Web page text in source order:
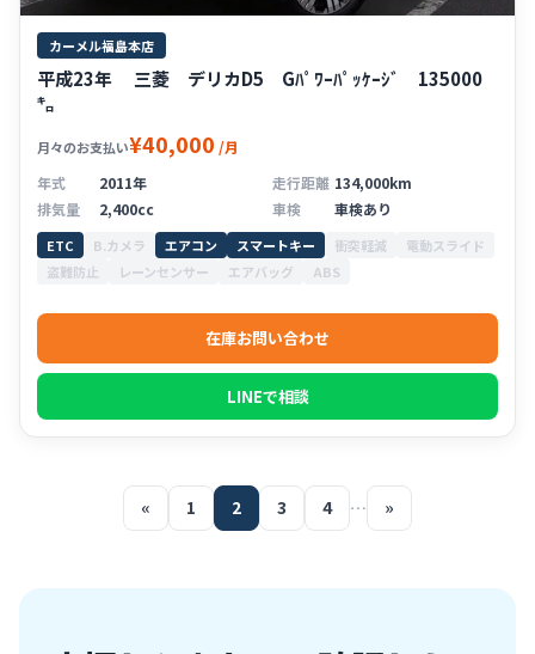
カーメル福島本店
平成23年 三菱 デリカD5 Gﾊﾟﾜｰﾊﾟｯｹｰｼﾞ 135000
㌔
月々のお支払い¥40,000 /月
年式
2011年 走行距離 134,000km
排気量
2,400cc 車検 車検あり
ETC B.カメラ エアコン スマートキー 衝突軽減
電動スライド
盗難防止
レーンセンサー エアバッグ ABS
在庫お問い合わせ
LINEで相談
« 1 2 3 4 … »